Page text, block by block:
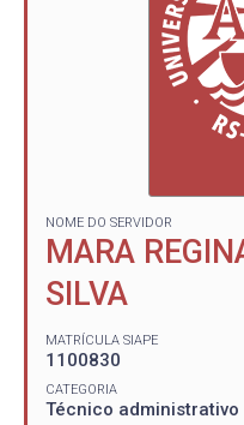
NOME DO SERVIDOR
MARA
SILVA
MATRÍCULA SIAPE
1100830
CATEGORIA
Técnico administrativo